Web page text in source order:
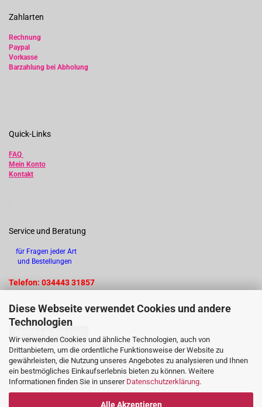
Diese Webseite verwendet Cookies und andere
Technologien
Wir verwenden Cookies und ähnliche Technologien, auch von
Drittanbietern, um die ordentliche Funktionsweise der Website zu
gewährleisten, die Nutzung unseres Angebotes zu analysieren und Ihnen
ein bestmögliches Einkaufserlebnis bieten zu können. Weitere
Informationen finden Sie in unserer Datenschutzerklärung.
Alle Akzeptieren
Zahlarten
Rechnung
Paypal
Vorkasse
Barzahlung bei Abholung
Quick-Links
FAQ
Mein Konto
Kontakt
Service und Beratung
für Fragen jeder Art
und Bestellungen
Telefon: 034443 31857